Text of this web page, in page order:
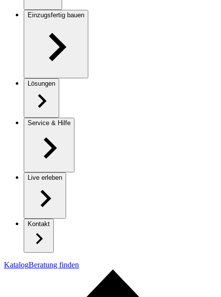
Einzugsfertig bauen
Lösungen
Service & Hilfe
Live erleben
Kontakt
KatalogBeratung finden